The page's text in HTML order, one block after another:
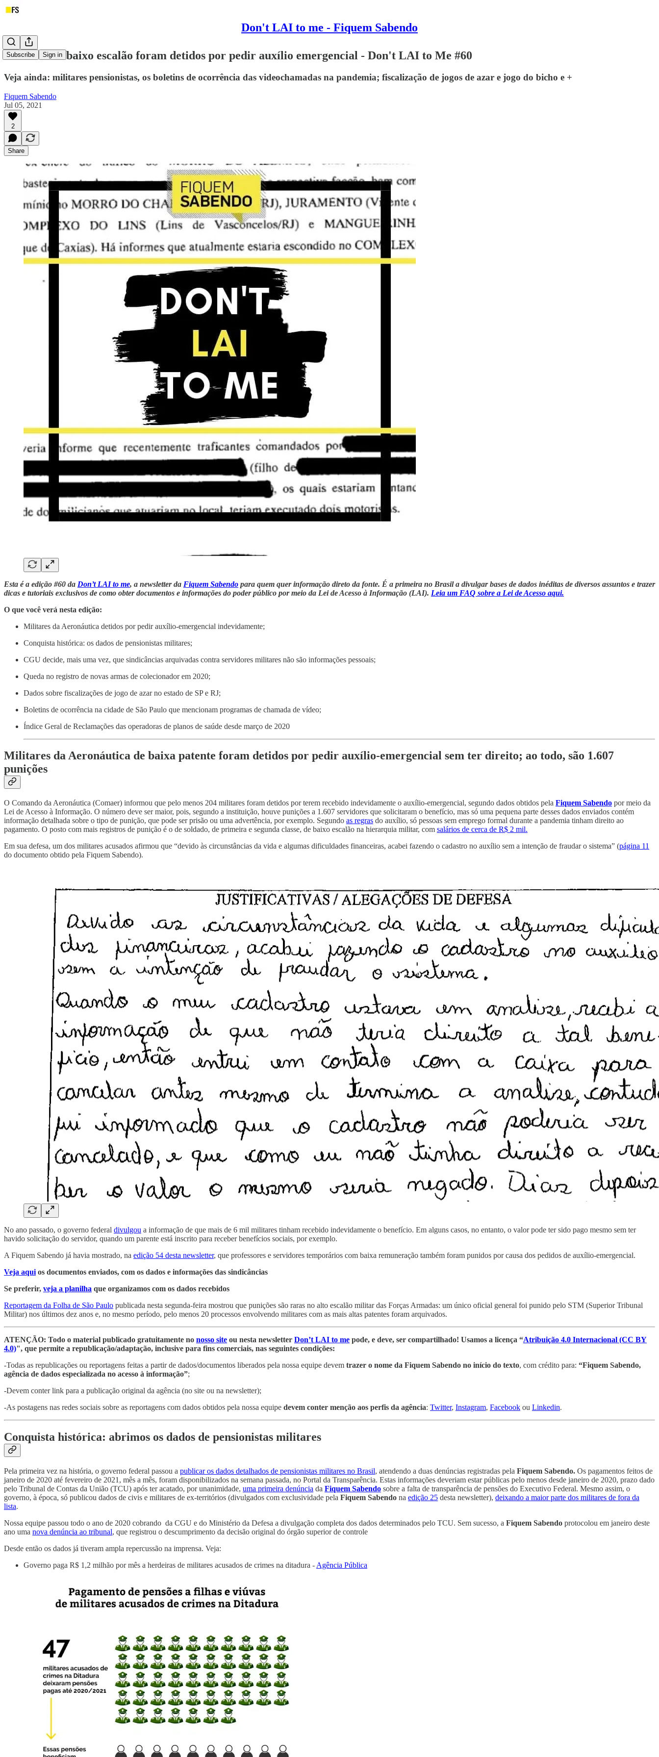
Don't LAI to me - Fiquem Sabendo
Subscribe Sign in
Soldados de baixo escalão foram detidos por pedir auxílio emergencial - Don't LAI to Me #60
Veja ainda: militares pensionistas, os boletins de ocorrência das videochamadas na pandemia; fiscalização de jogos de azar e jogo do bicho e +
Fiquem Sabendo
Jul 05, 2021
2
Share
Esta é a edição #60 da Don’t LAI to me, a newsletter da Fiquem Sabendo para quem quer informação direto da fonte. É a primeira no Brasil a divulgar bases de dados inéditas de diversos assuntos e trazer
dicas e tutoriais exclusivos de como obter documentos e informações do poder público por meio da Lei de Acesso à Informação (LAI). Leia um FAQ sobre a Lei de Acesso aqui.
O que você verá nesta edição:
Militares da Aeronáutica detidos por pedir auxílio-emergencial indevidamente;
Conquista histórica: os dados de pensionistas militares;
CGU decide, mais uma vez, que sindicâncias arquivadas contra servidores militares não são informações pessoais;
Queda no registro de novas armas de colecionador em 2020;
Dados sobre fiscalizações de jogo de azar no estado de SP e RJ;
Boletins de ocorrência na cidade de São Paulo que mencionam programas de chamada de vídeo;
Índice Geral de Reclamações das operadoras de planos de saúde desde março de 2020
Militares da Aeronáutica de baixa patente foram detidos por pedir auxílio-emergencial sem ter direito; ao todo, são 1.607
punições
O Comando da Aeronáutica (Comaer) informou que pelo menos 204 militares foram detidos por terem recebido indevidamente o auxílio-emergencial, segundo dados obtidos pela Fiquem Sabendo por meio da
Lei de Acesso à Informação. O número deve ser maior, pois, segundo a instituição, houve punições a 1.607 servidores que solicitaram o benefício, mas só uma pequena parte desses dados enviados contém
informação detalhada sobre o tipo de punição, que pode ser prisão ou uma advertência, por exemplo. Segundo as regras do auxílio, só pessoas sem emprego formal durante a pandemia tinham direito ao
pagamento. O posto com mais registros de punição é o de soldado, de primeira e segunda classe, de baixo escalão na hierarquia militar, com salários de cerca de R$ 2 mil.
Em sua defesa, um dos militares acusados afirmou que “devido às circunstâncias da vida e algumas dificuldades financeiras, acabei fazendo o cadastro no auxílio sem a intenção de fraudar o sistema” (página 11
do documento obtido pela Fiquem Sabendo).
No ano passado, o governo federal divulgou a informação de que mais de 6 mil militares tinham recebido indevidamente o benefício. Em alguns casos, no entanto, o valor pode ter sido pago mesmo sem ter
havido solicitação do servidor, quando um parente está inscrito para receber benefícios sociais, por exemplo.
A Fiquem Sabendo já havia mostrado, na edição 54 desta newsletter, que professores e servidores temporários com baixa remuneração também foram punidos por causa dos pedidos de auxílio-emergencial.
Veja aqui os documentos enviados, com os dados e informações das sindicâncias
Se preferir, veja a planilha que organizamos com os dados recebidos
Reportagem da Folha de São Paulo publicada nesta segunda-feira mostrou que punições são raras no alto escalão militar das Forças Armadas: um único oficial general foi punido pelo STM (Superior Tribunal
Militar) nos últimos dez anos e, no mesmo período, pelo menos 20 processos envolvendo militares com as mais altas patentes foram arquivados.
ATENÇÃO: Todo o material publicado gratuitamente no nosso site ou nesta newsletter Don’t LAI to me pode, e deve, ser compartilhado! Usamos a licença “Atribuição 4.0 Internacional (CC BY
4.0)", que permite a republicação/adaptação, inclusive para fins comerciais, nas seguintes condições:
-Todas as republicações ou reportagens feitas a partir de dados/documentos liberados pela nossa equipe devem trazer o nome da Fiquem Sabendo no início do texto, com crédito para: “Fiquem Sabendo,
agência de dados especializada no acesso à informação”;
-Devem conter link para a publicação original da agência (no site ou na newsletter);
-As postagens nas redes sociais sobre as reportagens com dados obtidos pela nossa equipe devem conter menção aos perfis da agência: Twitter, Instagram, Facebook ou Linkedin.
Conquista histórica: abrimos os dados de pensionistas militares
Pela primeira vez na história, o governo federal passou a publicar os dados detalhados de pensionistas militares no Brasil, atendendo a duas denúncias registradas pela Fiquem Sabendo. Os pagamentos feitos de
janeiro de 2020 até fevereiro de 2021, mês a mês, foram disponibilizados na semana passada, no Portal da Transparência. Estas informações deveriam estar públicas pelo menos desde janeiro de 2020, prazo dado
pelo Tribunal de Contas da União (TCU) após ter acatado, por unanimidade, uma primeira denúncia da Fiquem Sabendo sobre a falta de transparência de pensões do Executivo Federal. Mesmo assim, o
governo, à época, só publicou dados de civis e militares de ex-territórios (divulgados com exclusividade pela Fiquem Sabendo na edição 25 desta newsletter), deixando a maior parte dos militares de fora da
lista.
Nossa equipe passou todo o ano de 2020 cobrando da CGU e do Ministério da Defesa a divulgação completa dos dados determinados pelo TCU. Sem sucesso, a Fiquem Sabendo protocolou em janeiro deste
ano uma nova denúncia ao tribunal, que registrou o descumprimento da decisão original do órgão superior de controle
Desde então os dados já tiveram ampla repercussão na imprensa. Veja:
Governo paga R$ 1,2 milhão por mês a herdeiras de militares acusados de crimes na ditadura - Agência Pública